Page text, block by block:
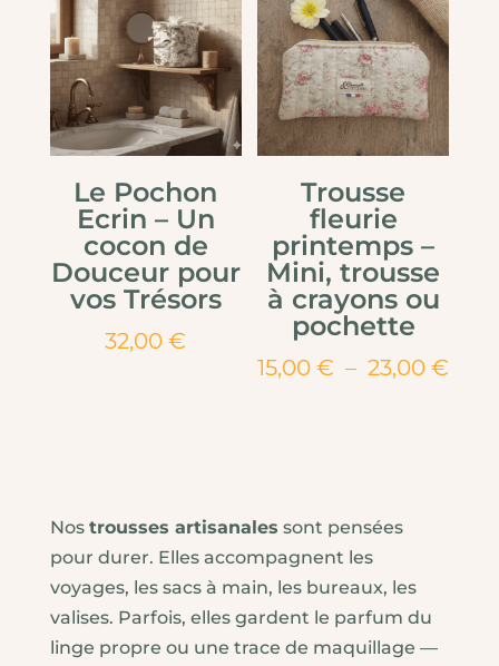
Le Pochon
Ecrin – Un
cocon de
Douceur pour
vos Trésors
32,00€
Trousse
fleurie
printemps –
Mini, trousse
à crayons ou
pochette
15,00€ – 23,00€
Nos trousses artisanales sont pensées
pour durer. Elles accompagnent les
voyages, les sacs à main, les bureaux, les
valises. Parfois, elles gardent le parfum du
linge propre ou une trace de maquillage —